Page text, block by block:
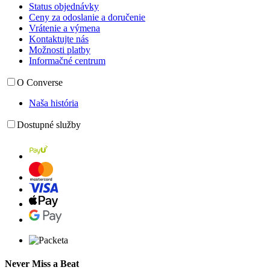
Status objednávky
Ceny za odoslanie a doručenie
Vrátenie a výmena
Kontaktujte nás
Možnosti platby
Informačné centrum
O Converse
Naša história
Dostupné služby
Never Miss a Beat